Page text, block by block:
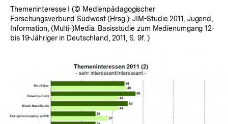
Themeninteresse I (© Medienpädagogischer
Forschungsverbund Südwest (Hrsg.): JIM-Studie 2011. Jugend,
Information, (Multi-)Media. Basisstudie zum Medienumgang 12-
bis 19-Jähriger in Deutschland, 2011, S. 9f. )